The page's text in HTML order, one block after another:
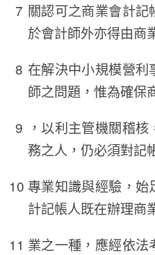
關認可之商業會計記
於會計師外亦得由商
在解決中小規模營
師之問題，惟為確保
，以利主管機關稽
務之人，仍必須對記
專業知識與經驗，
計記帳人既在辦理商
業之一種，應經依